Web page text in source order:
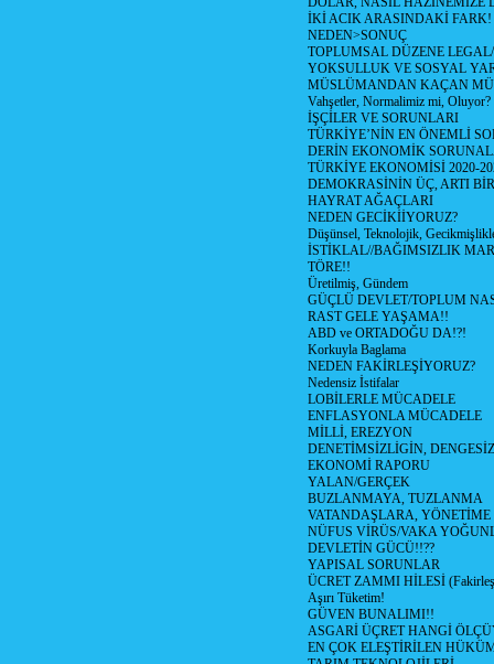
İKİ ACIK ARASINDAKİ FARK!
NEDEN>SONUÇ
TOPLUMSAL DÜZENE
YOKSULLUK VE SOSYAL
MÜSLÜMANDAN KAÇAN
Vahşetler, Normalimiz mi, Oluyor?
İŞÇİLER VE SORUNLARI
TÜRKİYE’NİN EN ÖNEMLİ
DERİN EKONOMİK
TÜRKİYE EKONOMİSİ 2020-
DEMOKRASİNİN ÜÇ, ARTI
HAYRAT AĞAÇLARI
NEDEN GECİKİİYORUZ?
Düşünsel, Teknolojik,
İSTİKLAL//BAĞIMSIZLIK
TÖRE!!
Üretilmiş, Gündem
GÜÇLÜ DEVLET/TOPLUM
RAST GELE YAŞAMA!!
ABD ve ORTADOĞU DA!?!
Korkuyla Baglama
NEDEN FAKİRLEŞİYORUZ?
Nedensiz İstifalar
LOBİLERLE MÜCADELE
ENFLASYONLA MÜCADELE
MİLLİ, EREZYON
DENETİMSİZLİGİN,
EKONOMİ RAPORU
YALAN/GERÇEK
BUZLANMAYA, TUZLANMA
VATANDAŞLARA,
NÜFUS VİRÜS/VAKA
DEVLETİN GÜCÜ!!??
YAPISAL SORUNLAR
ÜCRET ZAMMI HİLESİ
Aşırı Tüketim!
GÜVEN BUNALIMI!!
ASGARİ ÜÇRET HANGİ
EN ÇOK ELEŞTİRİLEN